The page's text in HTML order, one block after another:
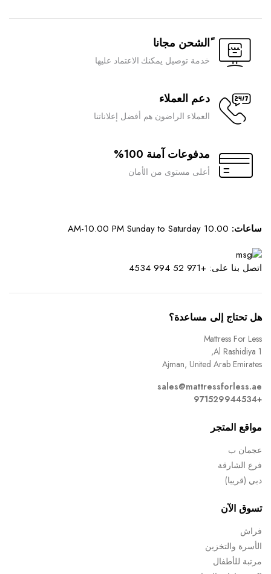
Set
ًالشحن مجانا
خدمة توصيل يمكنك الاعتماد عليها
دعم العملاء
العملاء الراضون هم أفضل إعلاناتنا
مدفوعات آمنة 100%
أعلى مستوى من الأمان
ساعات:
اتصل بنا على: +971 52 994 4534
هل تحتاج إلى مساعدة؟
Mattress For Less
Al Rashidiya 1,
Ajman, United Arab Emirates
sales@mattressforless.ae
+971529944534
مواقع المتجر
عجمان ب
فرع الشارقة
دبي (قريبا)
تسوق الآن
فراش
الأسرة والتخزين
مرتبة للأطفال